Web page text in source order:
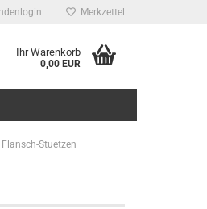
Merkzettel
Ihr Warenkorb
0,00 EUR
Stuetzen